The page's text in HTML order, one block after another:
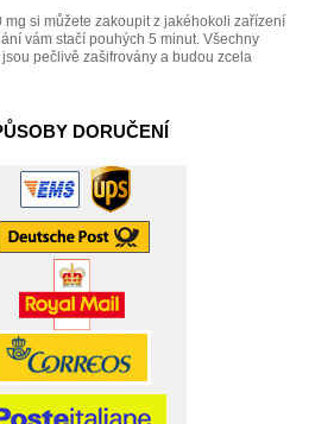
si můžete zakoupit z jakéhokoli zařízení
vám stačí pouhých 5 minut. Všechny
pečlivě zašifrovány a budou zcela
DORUČENÍ